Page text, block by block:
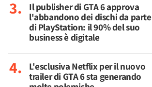
Il publisher di GTA 6 approva
l'abbandono dei dischi da parte
di PlayStation: il 90% del suo
business è digitale
L'esclusiva Netflix per il nuovo
trailer di GTA 6 sta generando